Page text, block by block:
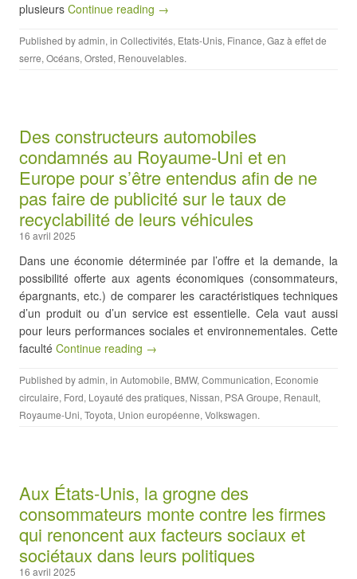
plusieurs Continue reading →
Published byadmin, in Collectivités, Etats-Unis, Finance, Gaz à effet de
serre, Océans, Orsted, Renouvelables.
Des constructeurs automobiles
condamnés au Royaume-Uni et en
Europe pour s’être entendus afin de ne
pas faire de publicité sur le taux de
recyclabilité de leurs véhicules
16 avril 2025
Dans une économie déterminée par l’offre et la demande, la
possibilité offerte aux agents économiques (consommateurs,
épargnants, etc.) de comparer les caractéristiques techniques
d’un produit ou d’un service est essentielle. Cela vaut aussi
pour leurs performances sociales et environnementales. Cette
faculté Continue reading →
Published byadmin, in Automobile, BMW, Communication, Economie
circulaire, Ford, Loyauté des pratiques, Nissan, PSA Groupe, Renault,
Royaume-Uni, Toyota, Union européenne, Volkswagen.
Aux États-Unis, la grogne des
consommateurs monte contre les firmes
qui renoncent aux facteurs sociaux et
sociétaux dans leurs politiques
16 avril 2025